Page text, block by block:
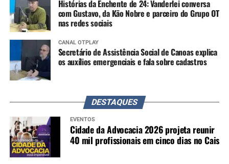
Histórias da Enchente de 24: Vanderlei conversa
com Gustavo, da Kão Nobre e parceiro do Grupo OT
nas redes sociais
CANAL OTPLAY
Secretário de Assistência Social de Canoas explica
os auxílios emergenciais e fala sobre cadastros
DESTAQUES
EVENTOS
Cidade da Advocacia 2026 projeta reunir
40 mil profissionais em cinco dias no Cais